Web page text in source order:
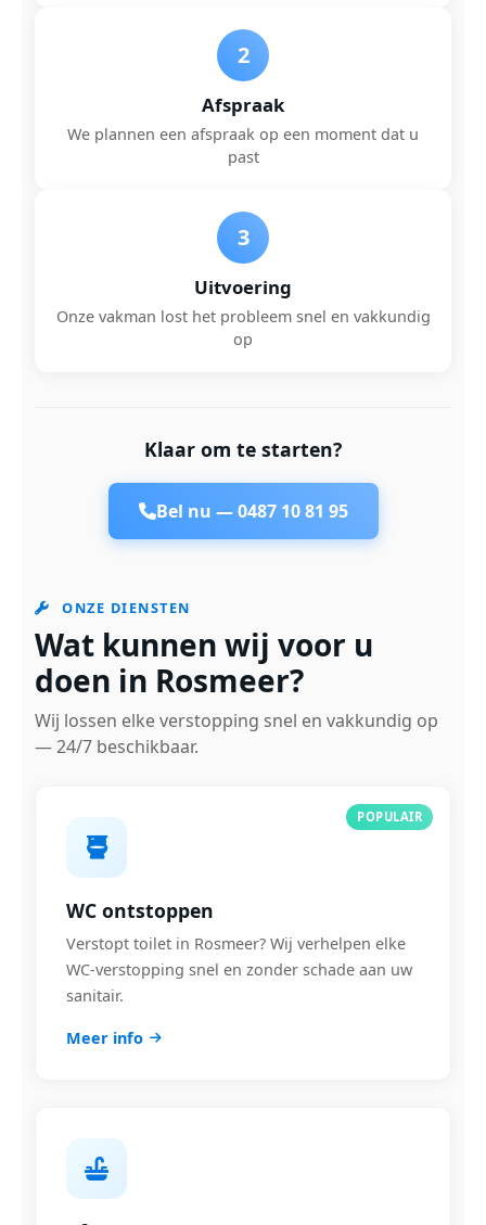
2
Afspraak
We plannen een afspraak op een moment dat u
past
3
Uitvoering
Onze vakman lost het probleem snel en vakkundig
op
Klaar om te starten?
Bel nu —0487 10 81 95
ONZE DIENSTEN
Wat kunnen wij voor u
doen in Rosmeer?
Wij lossen elke verstopping snel en vakkundig op
— 24/7 beschikbaar.
POPULAIR
WC ontstoppen
Verstopt toilet in Rosmeer? Wij verhelpen elke
WC-verstopping snel en zonder schade aan uw
sanitair.
Meer info